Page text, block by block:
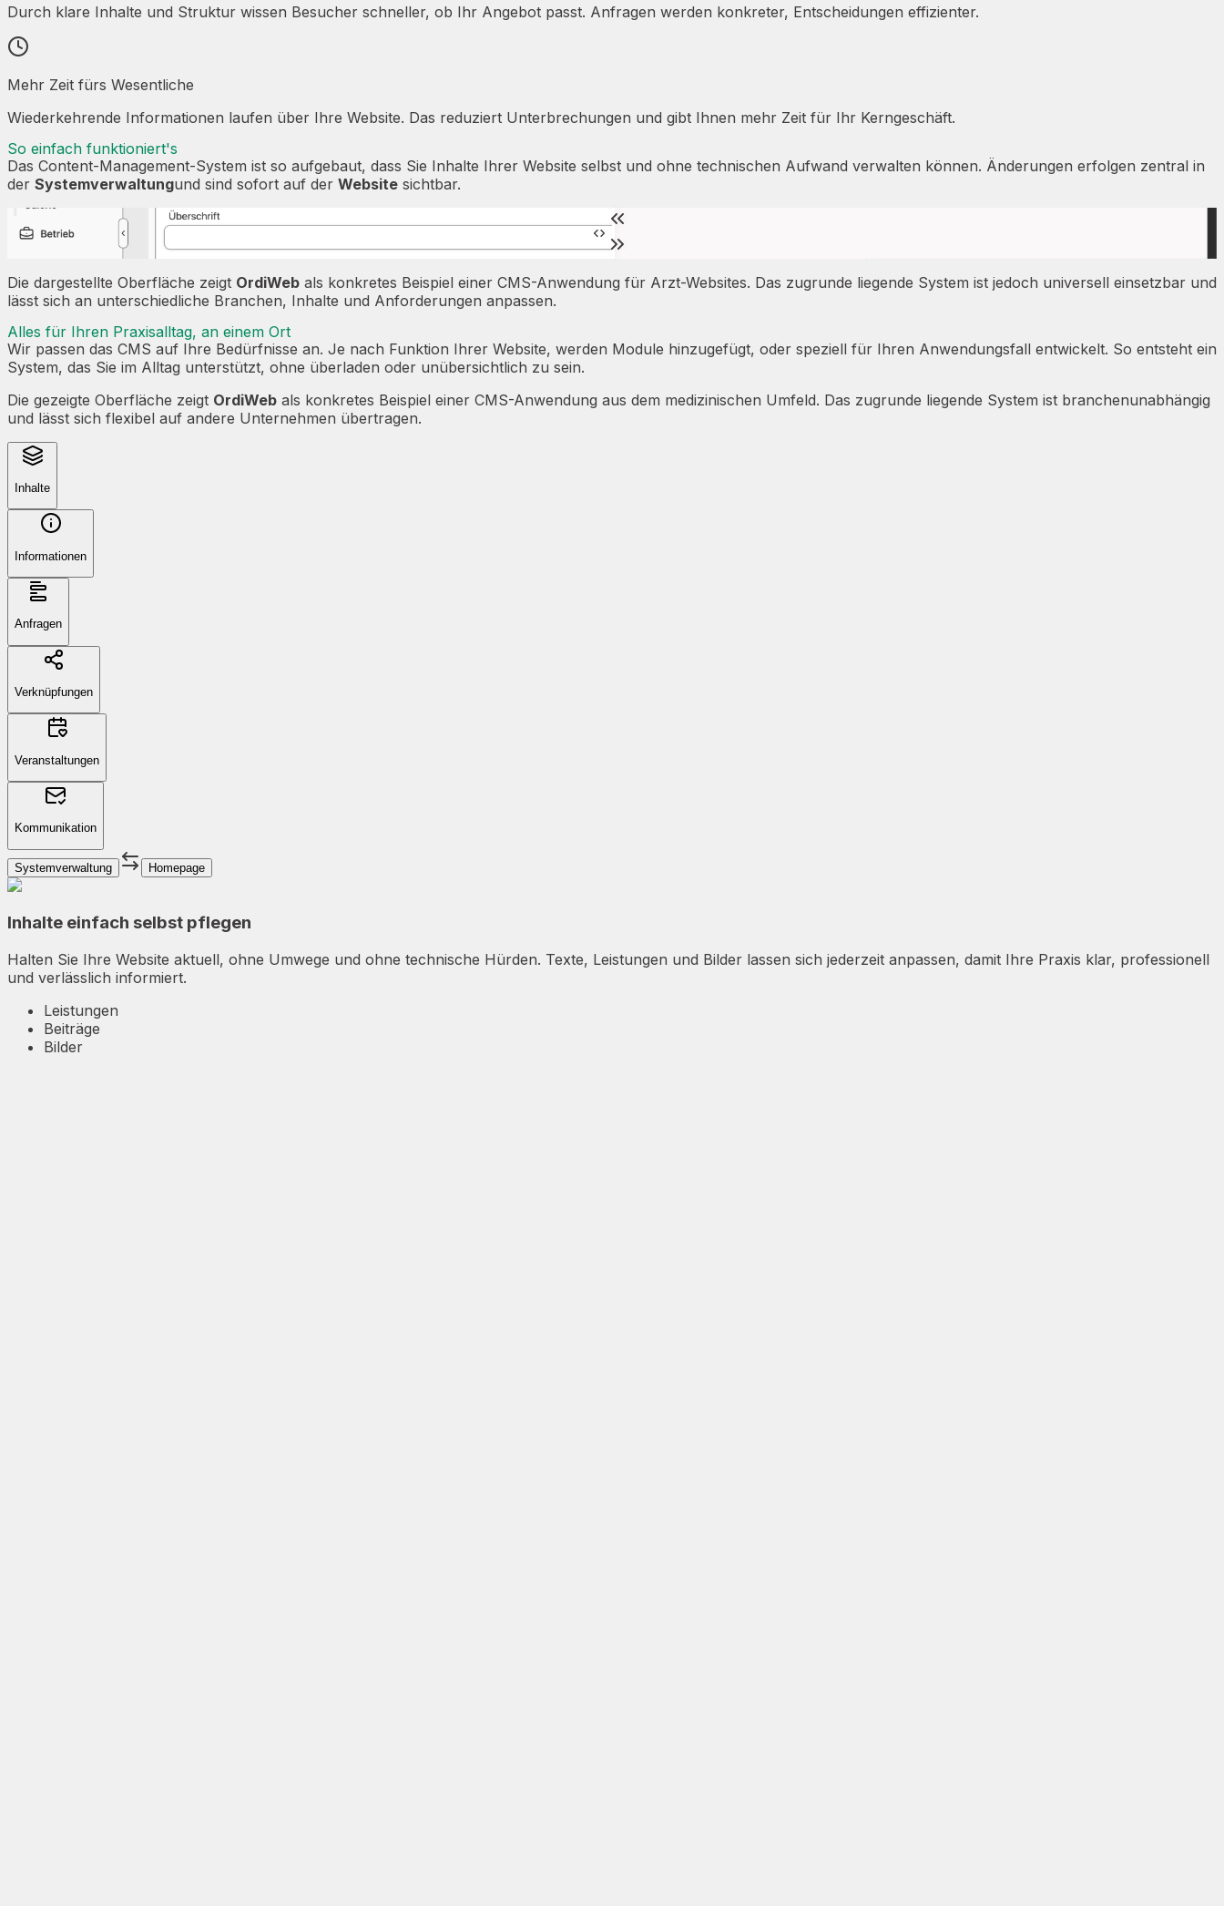
Durch klare Inhalte und Struktur wissen Besucher schneller, ob Ihr Angebot passt. Anfragen werden konkreter, Entscheidungen effizienter.
Mehr Zeit fürs Wesentliche
Wiederkehrende Informationen laufen über Ihre Website. Das reduziert Unterbrechungen und gibt Ihnen mehr Zeit für Ihr Kerngeschäft.
So einfach funktioniert's
Das Content-Management-System ist so aufgebaut, dass Sie Inhalte Ihrer Website selbst und ohne technischen Aufwand verwalten können. Änderungen erfolgen zentral in
der Systemverwaltungund sind sofort auf der Website sichtbar.
Systemverwaltung
Die dargestellte Oberfläche zeigt OrdiWeb als konkretes Beispiel einer CMS-Anwendung für Arzt-Websites. Das zugrunde liegende System ist jedoch universell einsetzbar und
lässt sich an unterschiedliche Branchen, Inhalte und Anforderungen anpassen.
Alles für Ihren Praxisalltag, an einem Ort
Wir passen das CMS auf Ihre Bedürfnisse an. Je nach Funktion Ihrer Website, werden Module hinzugefügt, oder speziell für Ihren Anwendungsfall entwickelt. So entsteht ein
System, das Sie im Alltag unterstützt, ohne überladen oder unübersichtlich zu sein.
Die gezeigte Oberfläche zeigt OrdiWeb als konkretes Beispiel einer CMS-Anwendung aus dem medizinischen Umfeld. Das zugrunde liegende System ist branchenunabhängig
und lässt sich flexibel auf andere Unternehmen übertragen.
Inhalte
Informationen
Anfragen
Verknüpfungen
Veranstaltungen
Kommunikation
Systemverwaltung Homepage
Inhalte einfach selbst pflegen
Halten Sie Ihre Website aktuell, ohne Umwege und ohne technische Hürden. Texte, Leistungen und Bilder lassen sich jederzeit anpassen, damit Ihre Praxis klar, professionell
und verlässlich informiert.
Leistungen
Beiträge
Bilder